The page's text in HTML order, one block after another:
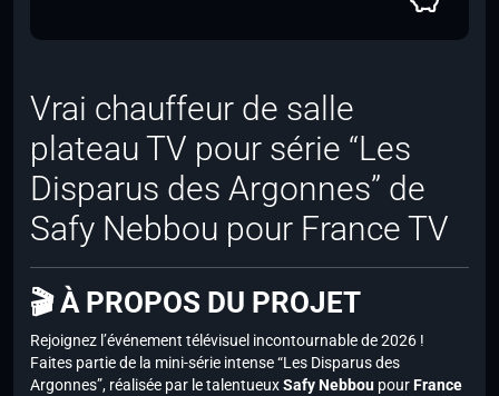
Vrai chauffeur de salle
plateau TV pour série “Les
Disparus des Argonnes” de
Safy Nebbou pour France TV
🎬 À PROPOS DU PROJET
Rejoignez l’événement télévisuel incontournable de 2026 !
Faites partie de la mini-série intense “Les Disparus des
Argonnes”, réalisée par le talentueuxSafy Nebbou pourFrance